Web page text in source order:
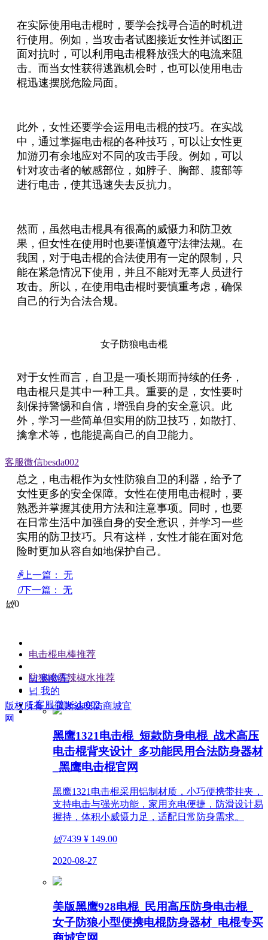
在实际使用电击棍时，要学会找寻合适的时机进
行使用。例如，当攻击者试图接近女性并试图正
面对抗时，可以利用电击棍释放强大的电流来阻
击。而当女性获得逃跑机会时，也可以使用电击
棍迅速摆脱危险局面。
此外，女性还要学会运用电击棍的技巧。在实战
中，通过掌握电击棍的各种技巧，可以让女性更
加游刃有余地应对不同的攻击手段。例如，可以
针对攻击者的敏感部位，如脖子、胸部、腹部等
进行电击，使其迅速失去反抗力。
然而，虽然电击棍具有很高的威慑力和防卫效
果，但女性在使用时也要谨慎遵守法律法规。在
我国，对于电击棍的合法使用有一定的限制，只
能在紧急情况下使用，并且不能对无辜人员进行
攻击。所以，在使用电击棍时要慎重考虑，确保
自己的行为合法合规。
女子防狼电击棍
对于女性而言，自卫是一项长期而持续的任务，
电击棍只是其中一种工具。重要的是，女性要时
刻保持警惕和自信，增强自身的安全意识。此
外，学习一些简单但实用的防卫技巧，如散打、
擒拿术等，也能提高自己的自卫能力。
总之，电击棍作为女性防狼自卫的利器，给予了
女性更多的安全保障。女性在使用电击棍时，要
熟悉并掌握其使用方法和注意事项。同时，也要
在日常生活中加强自身的安全意识，并学习一些
实用的防卫技巧。只有这样，女性才能在面对危
险时更加从容自如地保护自己。
ꄴ上一篇：
无
ꄲ下一篇：
无
넶0
电击棍电棒推荐
防狼喷雾辣椒水推荐
黑鹰1321电击棍_短款防身电棍_战术高压
电击棍背夹设计_多功能民用合法防身器材
_黑鹰电击棍官网
黑鹰1321电击棍采用铝制材质，小巧便携带挂夹，
支持电击与强光功能，家用充电便捷，防滑设计易
握持，体积小威慑力足，适配日常防身需求。
넶7439 ¥ 149.00
2020-08-27
美版黑鹰928电棍_民用高压防身电击棍_
女子防狼小型便携电棍防身器材_电棍专买
客服微信besda002
낙 购物车
넙 我的
ꀤ 客服微besda002
版权所有： 贝斯达安防商城官
网